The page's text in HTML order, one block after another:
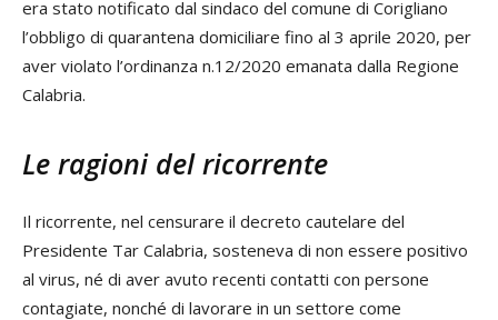
era stato notificato dal sindaco del comune di Corigliano
l’obbligo di quarantena domiciliare fino al 3 aprile 2020, per
aver violato l’ordinanza n.12/2020 emanata dalla Regione
Calabria.
Le ragioni del ricorrente
Il ricorrente, nel censurare il decreto cautelare del
Presidente Tar Calabria, sosteneva di non essere positivo
al virus, né di aver avuto recenti contatti con persone
contagiate, nonché di lavorare in un settore come